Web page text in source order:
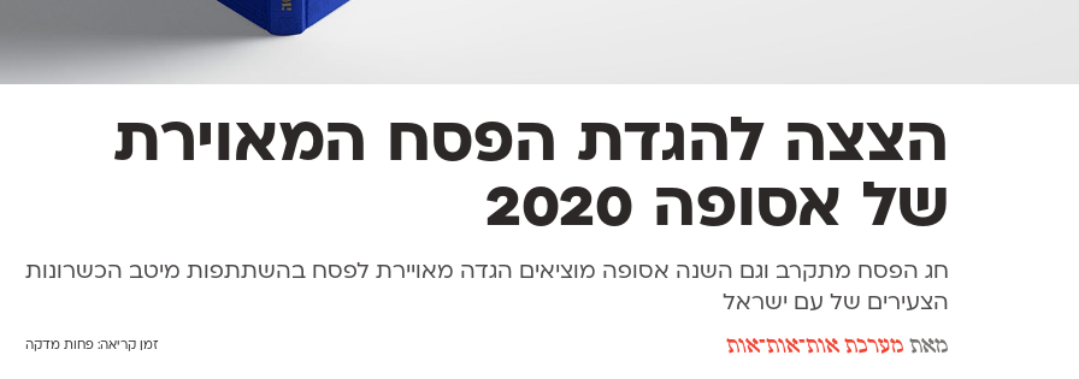
הצצה להגדת הפסח המאוירת
של אסופה 2020
חג הפסח מתקרב וגם השנה אסופה מוציאים הגדה מאויירת לפסח בהשתתפות מיטב הכשרונות
הצעירים של עם ישראל
מאת מערכת אות־אות־אות זמן קריאה:פחות מדקה